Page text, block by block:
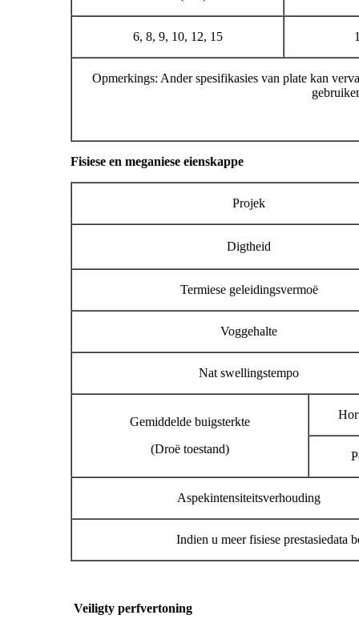
6, 8, 9, 10, 12, 15
Opmerkings: Ander spesifikasies van plate kan
Fisiese en meganiese eienskappe
Projek
Digtheid
Termiese geleidingsvermoë
Voggehalte
Nat swellingstempo
Gemiddelde buigsterkte
(Droë toestand)
Aspekintensiteitsverhouding
Indien u meer fisiese prestasiedata
Veiligty perfvertoning